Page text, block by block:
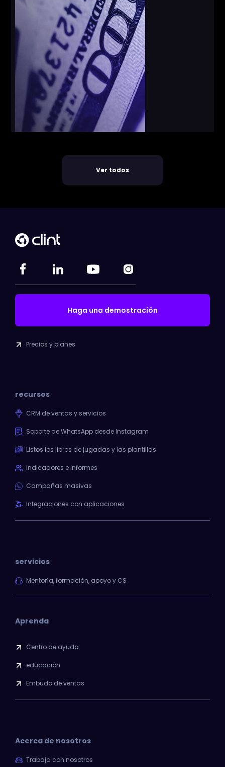
Ver todos
Haga una demostración
Precios y planes
recursos
CRM de ventas y servicios
Soporte de WhatsApp desde Instagram
Listos los libros de jugadas y las plantillas
Indicadores e informes
Campañas masivas
Integraciones con aplicaciones
servicios
Mentoría, formación, apoyo y CS
Aprenda
Centro de ayuda
educación
Embudo de ventas
Acerca de nosotros
Trabaja con nosotros